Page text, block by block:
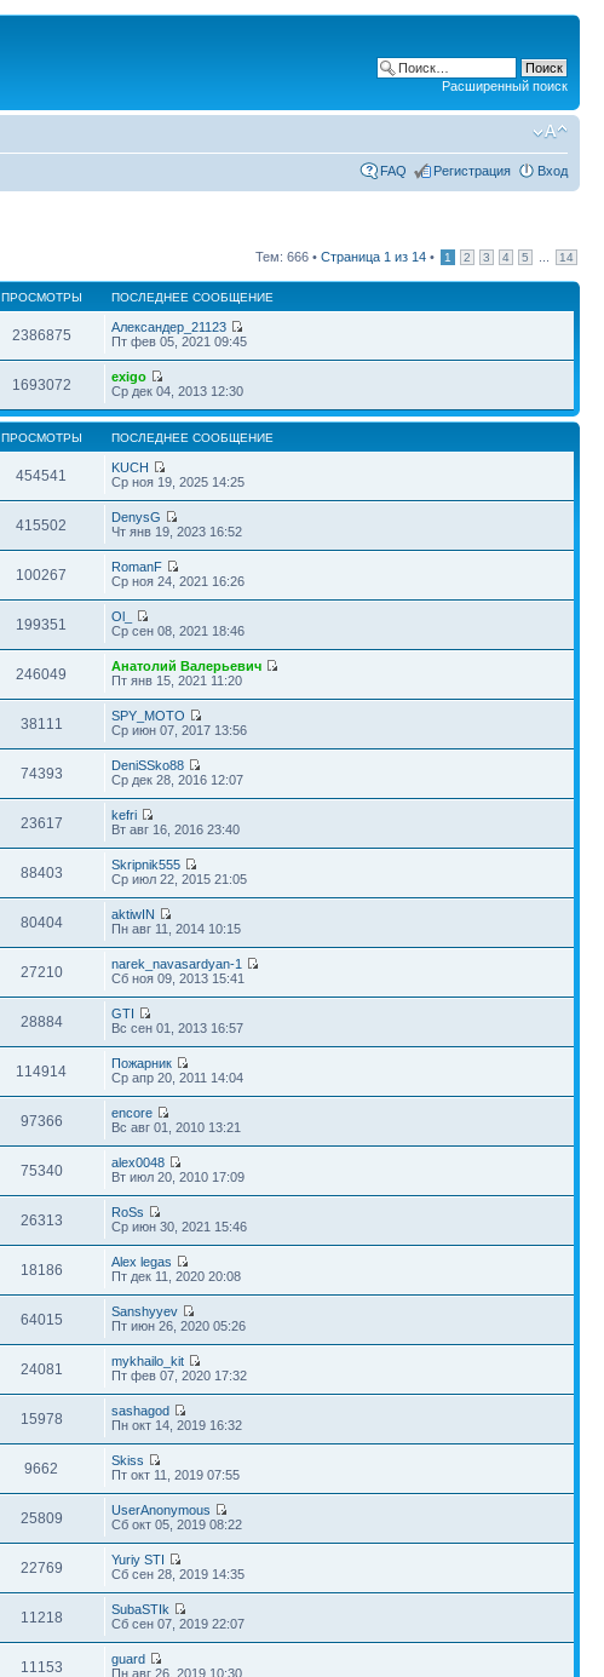
Расширенный поиск
FAQ Регистрация Вход
Тем: 666 • Страница 1 из 14 • 1 2 3 4 5 14
ПРОСМОТРЫ ПОСЛЕДНЕЕ СООБЩЕНИЕ
2386875
Александер_21123
Пт фев 05, 2021 09:45
1693072
exigo
Ср дек 04, 2013 12:30
ПРОСМОТРЫ ПОСЛЕДНЕЕ СООБЩЕНИЕ
454541
KUCH
Ср ноя 19, 2025 14:25
415502
DenysG
Чт янв 19, 2023 16:52
100267
RomanF
Ср ноя 24, 2021 16:26
199351
Ol_
Ср сен 08, 2021 18:46
246049
Анатолий Валерьевич
Пт янв 15, 2021 11:20
38111
SPY_MOTO
Ср июн 07, 2017 13:56
74393
DeniSSko88
Ср дек 28, 2016 12:07
23617
kefri
Вт авг 16, 2016 23:40
88403
Skripnik555
Ср июл 22, 2015 21:05
80404
aktiwIN
Пн авг 11, 2014 10:15
27210
narek_navasardyan-1
Сб ноя 09, 2013 15:41
28884
GTI
Вс сен 01, 2013 16:57
114914
Пожарник
Ср апр 20, 2011 14:04
97366
encore
Вс авг 01, 2010 13:21
75340
alex0048
Вт июл 20, 2010 17:09
26313
RoSs
Ср июн 30, 2021 15:46
18186
Alex legas
Пт дек 11, 2020 20:08
64015
Sanshyyev
Пт июн 26, 2020 05:26
24081
mykhailo_kit
Пт фев 07, 2020 17:32
15978
sashagod
Пн окт 14, 2019 16:32
9662
Skiss
Пт окт 11, 2019 07:55
25809
UserAnonymous
Сб окт 05, 2019 08:22
22769
Yuriy STI
Сб сен 28, 2019 14:35
11218
SubaSTIk
Сб сен 07, 2019 22:07
11153
guard
Пн авг 26, 2019 10:30